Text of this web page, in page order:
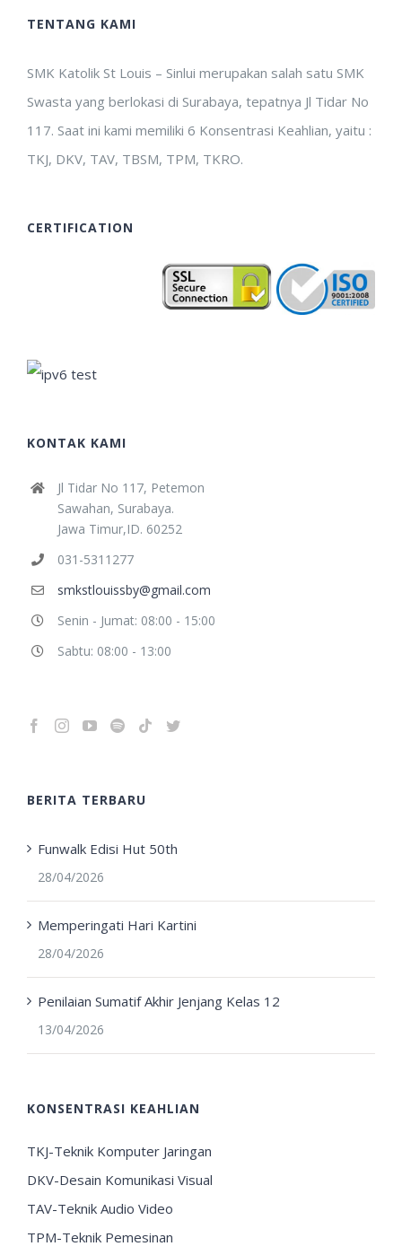
TENTANG KAMI
SMK Katolik St Louis – Sinlui merupakan salah satu SMK
Swasta yang berlokasi di Surabaya, tepatnya Jl Tidar No
117. Saat ini kami memiliki 6 Konsentrasi Keahlian, yaitu :
TKJ, DKV, TAV, TBSM, TPM, TKRO.
CERTIFICATION
KONTAK KAMI
Jl Tidar No 117, Petemon
Sawahan, Surabaya.
Jawa Timur,ID. 60252
031-5311277
smkstlouissby@gmail.com
Senin - Jumat: 08:00 - 15:00
Sabtu: 08:00 - 13:00
BERITA TERBARU
Funwalk Edisi Hut 50th
28/04/2026
Memperingati Hari Kartini
28/04/2026
Penilaian Sumatif Akhir Jenjang Kelas 12
13/04/2026
KONSENTRASI KEAHLIAN
TKJ-Teknik Komputer Jaringan
DKV-Desain Komunikasi Visual
TAV-Teknik Audio Video
TPM-Teknik Pemesinan